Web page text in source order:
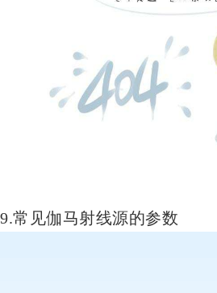
9.常见伽马射线源的参数